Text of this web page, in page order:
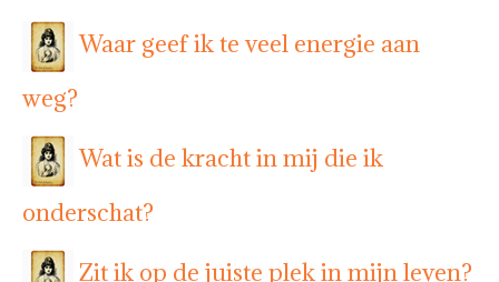
Waar geef ik te veel energie aan
weg?
Wat is de kracht in mij die ik
onderschat?
Zit ik op de juiste plek in mijn leven?